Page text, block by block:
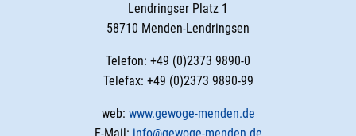
Lendringser Platz 1
58710 Menden-Lendringsen
Telefon: +49 (0)2373 9890-0
Telefax: +49 (0)2373 9890-99
web: www.gewoge-menden.de